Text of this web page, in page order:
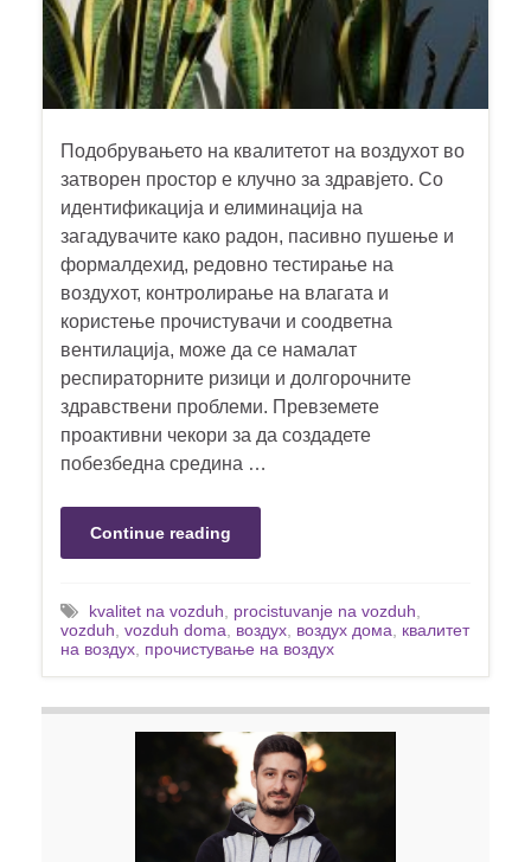
Подобрувањето на квалитетот на воздухот во
затворен простор е клучно за здравјето. Со
идентификација и елиминација на
загадувачите како радон, пасивно пушење и
формалдехид, редовно тестирање на
воздухот, контролирање на влагата и
користење прочистувачи и соодветна
вентилација, може да се намалат
респираторните ризици и долгорочните
здравствени проблеми. Превземете
проактивни чекори за да создадете
побезбедна средина …
Continue reading
kvalitet na vozduh procistuvanje na vozduh
vozduh vozduh doma воздух воздух дома
квалитет
на воздух прочистување на воздух